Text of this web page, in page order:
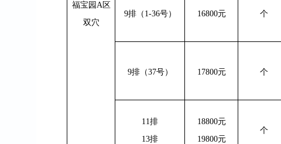
福宝园 A区
双穴
9排（ 1-36号） 16800元 个
9排（37号） 17800元 个
11排
13排
18800元
19800元
个